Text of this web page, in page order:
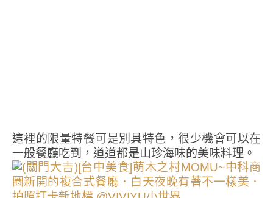
這裡的限量特餐可是別具特色，很少機會可以在
一般餐廳吃到，道道都是山珍海味的美味料理。